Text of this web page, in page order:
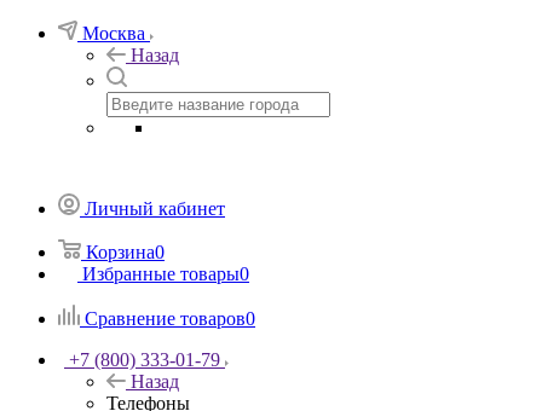
Москва
Назад
Личный кабинет
Корзина0
Избранные товары0
Сравнение товаров0
+7 (800) 333-01-79
Назад
Телефоны